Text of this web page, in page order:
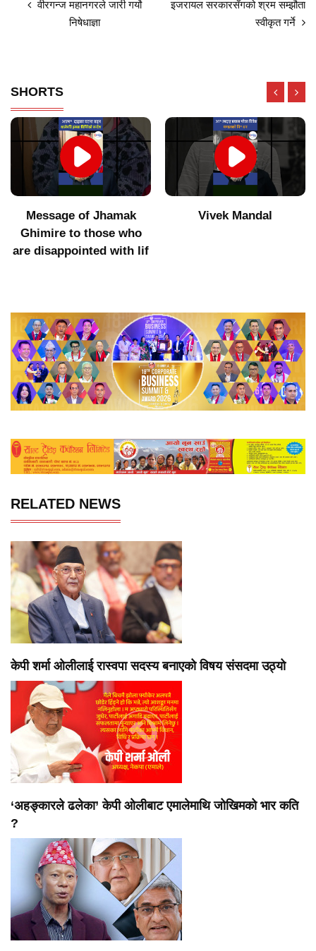
वीरगन्ज महानगरले जारी गर्याे
निषेधाज्ञा
इजरायल सरकारसँगको श्रम सम्झौता
स्वीकृत गर्ने
SHORTS
Vivek Mandal
Indigenous products did
RELATED NEWS
केपी शर्मा ओलीलाई रास्वपा सदस्य बनाएको विषय संसदमा उठ्यो
‘अहङ्कारले ढलेका’ केपी ओलीबाट एमालेमाथि जोखिमको भार कति
?